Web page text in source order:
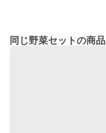
同じ野菜セットの商品